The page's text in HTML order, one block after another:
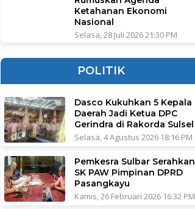
Ketahanan Ekonomi
Nasional
Selasa, 28 Juli 2026 21:30 PM
POLITIK
Dasco Kukuhkan 5 Kepala
Daerah Jadi Ketua DPC
Gerindra di Rakorda Sulsel
Selasa, 4 Agustus 2026 18:16 PM
Pemkesra Sulbar Serahkan
SK PAW Pimpinan DPRD
Pasangkayu
Kamis, 26 Februari 2026 16:32 PM